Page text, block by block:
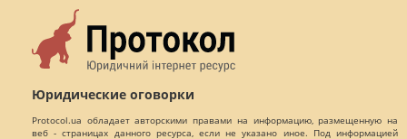
Юридические оговорки
Protocol.ua обладает авторскими правами на информацию, размещенную на
веб - страницах данного ресурса, если не указано иное. Под информацией